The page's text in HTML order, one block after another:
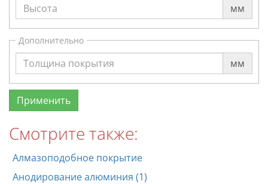
мм
Дополнительно
мм
Смотрите также:
Алмазоподобное покрытие
Анодирование алюминия (1)